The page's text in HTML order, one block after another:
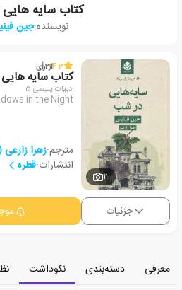
کتاب سایه
نویسنده:جین
2
4.3از2رأی
کتاب سایه
ادبیات پلیسی 5
in the Night
مترجم:زهرا زارعی
انتشارات:قطره
جزئیات
معرفی دسته‌بندی نکوداشت